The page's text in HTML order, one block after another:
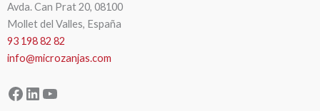
Avda. Can Prat 20, 08100
Mollet del Valles, España
93 198 82 82
info@microzanjas.com
Facebook
LinkedIn
YouTube